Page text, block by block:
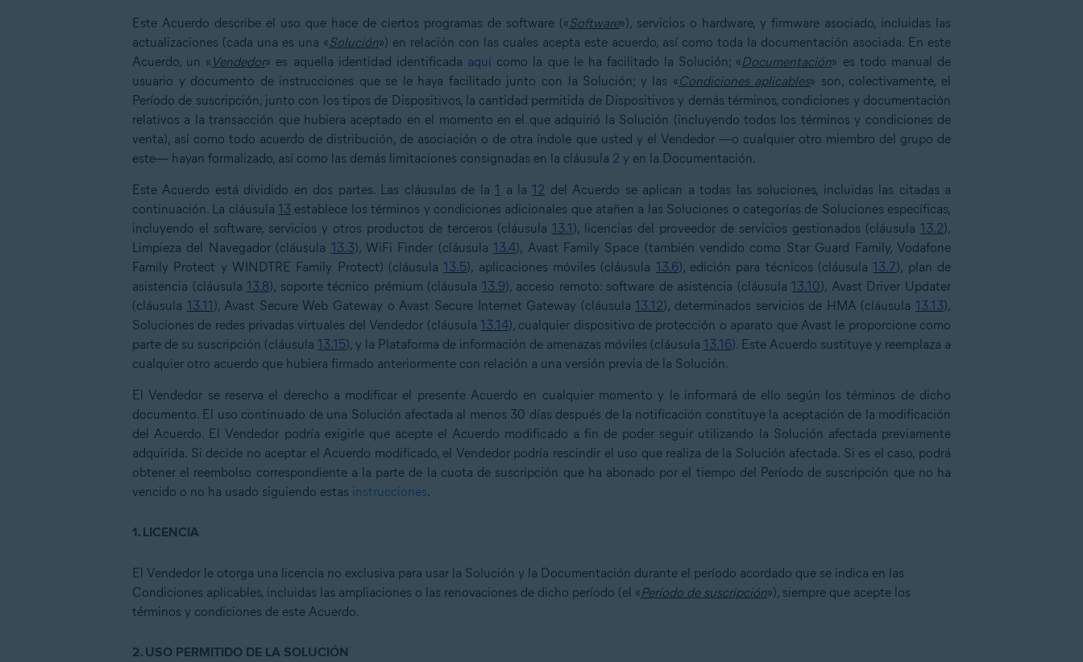
Este Acuerdo describe el uso que hace de ciertos programas de software («Software»), servicios o hardware, y firmware asociado, incluidas las
actualizaciones (cada una es una «Solución») en relación con las cuales acepta este acuerdo, así como toda la documentación asociada. En este
Acuerdo, un « Vendedor» es aquella identidad identificada aquí como la que le ha facilitado la Solución; «Documentación» es todo manual de
usuario y documento de instrucciones que se le haya facilitado junto con la Solución; y las «Condiciones aplicables» son, colectivamente, el
Período de suscripción, junto con los tipos de Dispositivos, la cantidad permitida de Dispositivos y demás términos, condiciones y documentación
relativos a la transacción que hubiera aceptado en el momento en el que adquirió la Solución (incluyendo todos los términos y condiciones de
venta), así como todo acuerdo de distribución, de asociación o de otra índole que usted y el Vendedor —o cualquier otro miembro del grupo de
este— hayan formalizado, así como las demás limitaciones consignadas en la cláusula 2 y en la Documentación.
Este Acuerdo está dividido en dos partes. Las cláusulas de la1 a la12 del Acuerdo se aplican a todas las soluciones, incluidas las citadas a
continuación. La cláusula13 establece los términos y condiciones adicionales que atañen a las Soluciones o categorías de Soluciones específicas,
incluyendo el software, servicios y otros productos de terceros (cláusula 13.1), licencias del proveedor de servicios gestionados (cláusula 13.2),
Limpieza del Navegador (cláusula 13.3), WiFi Finder (cláusula13.4), Avast Family Space (también vendido como Star Guard Family, Vodafone
Family Protect y WINDTRE Family Protect) (cláusula13.5), aplicaciones móviles (cláusula 13.6), edición para técnicos (cláusula13.7), plan de
asistencia (cláusula13.8), soporte técnico prémium (cláusula 13.9), acceso remoto: software de asistencia (cláusula13.10), Avast Driver Updater
(cláusula 13.11), Avast Secure Web Gateway o Avast Secure Internet Gateway (cláusula13.12), determinados servicios de HMA (cláusula13.13),
Soluciones de redes privadas virtuales del Vendedor (cláusula 13.14), cualquier dispositivo de protección o aparato que Avast le proporcione como
parte de su suscripción (cláusula 13.15), y la Plataforma de información de amenazas móviles (cláusula 13.16). Este Acuerdo sustituye y reemplaza a
cualquier otro acuerdo que hubiera firmado anteriormente con relación a una versión previa de la Solución.
El Vendedor se reserva el derecho a modificar el presente Acuerdo en cualquier momento y le informará de ello según los términos de dicho
documento. El uso continuado de una Solución afectada al menos 30 días después de la notificación constituye la aceptación de la modificación
del Acuerdo. El Vendedor podría exigirle que acepte el Acuerdo modificado a fin de poder seguir utilizando la Solución afectada previamente
adquirida. Si decide no aceptar el Acuerdo modificado, el Vendedor podría rescindir el uso que realiza de la Solución afectada. Si es el caso, podrá
obtener el reembolso correspondiente a la parte de la cuota de suscripción que ha abonado por el tiempo del Período de suscripción que no ha
vencido o no ha usado siguiendo estas instrucciones.
1.LICENCIA
El Vendedor le otorga una licencia no exclusiva para usar la Solución y la Documentación durante el período acordado que se indica en las
Condiciones aplicables, incluidas las ampliaciones o las renovaciones de dicho período (el «Período de suscripción»), siempre que acepte los
términos y condiciones de este Acuerdo.
2.USO PERMITIDO DE LA SOLUCIÓN